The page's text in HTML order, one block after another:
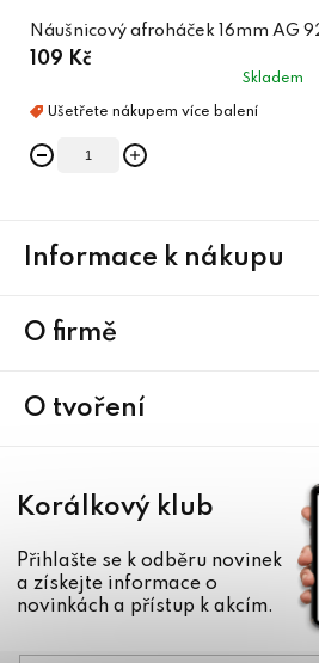
Náušnicový afroháček 16mm AG
109 Kč
Skladem
Informace k nákupu
O firmě
O tvoření
Korálkový klub
Přihlašte se k odběru novinek
a získejte informace o
novinkách a přístup k akcím.